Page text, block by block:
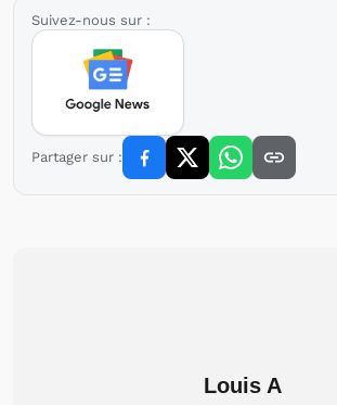
Suivez-nous sur :
Partager sur :
Louis A